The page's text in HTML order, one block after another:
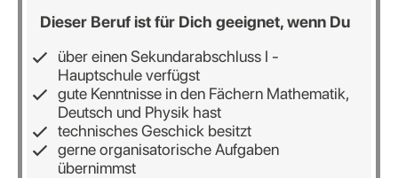
Dieser Beruf ist für Dich geeignet, wenn Du
über einen Sekundarabschluss I -
Hauptschule verfügst
gute Kenntnisse in den Fächern Mathematik,
Deutsch und Physik hast
technisches Geschick besitzt
gerne organisatorische Aufgaben
übernimmst